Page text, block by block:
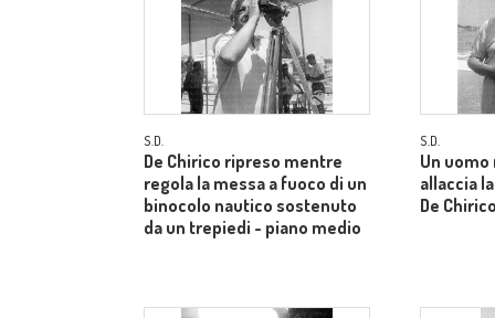
S.D.
De Chirico ripreso mentre
regola la messa a fuoco di un
binocolo nautico sostenuto
da un trepiedi - piano medio
S.D.
Un
allaccia
De